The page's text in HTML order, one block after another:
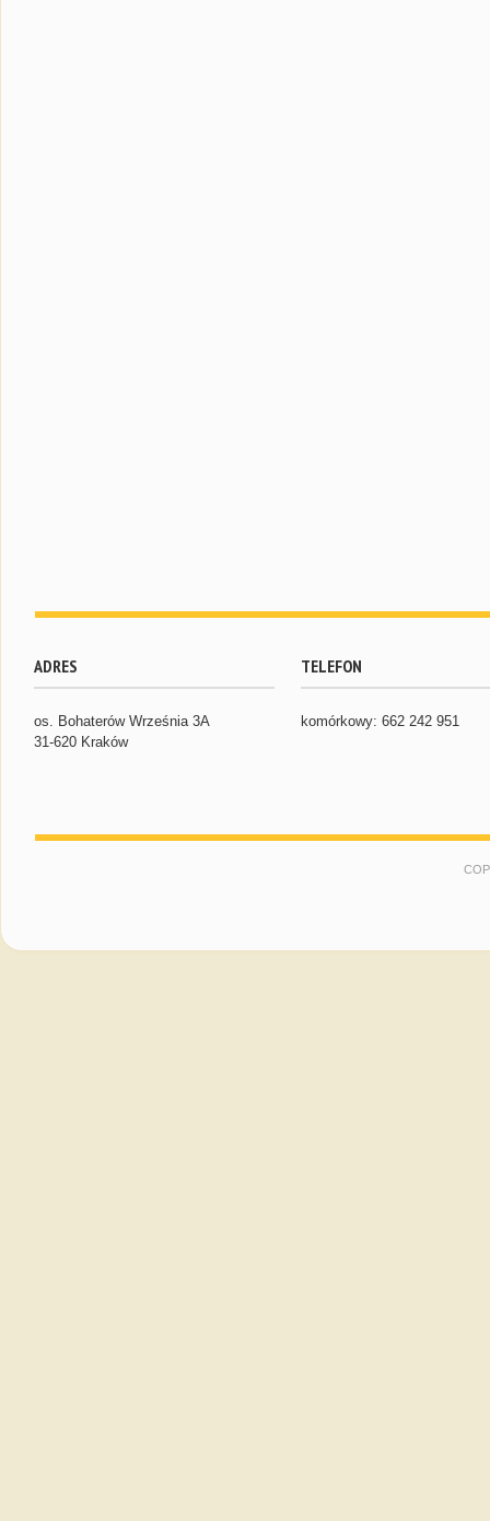
ADRES
os. Bohaterów Września 3A
31-620 Kraków
TELEFON
komórkowy: 662 242 951